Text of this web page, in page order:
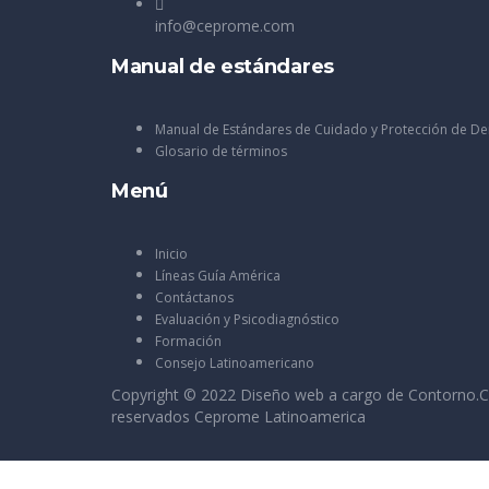
info@ceprome.com
Manual de estándares
Manual de Estándares de Cuidado y Protección de
Glosario de términos
Menú
Inicio
Líneas Guía América
Contáctanos
Evaluación y Psicodiagnóstico
Formación
Consejo Latinoamericano
Copyright © 2022 Diseño web a cargo de
reservados Ceprome Latinoamerica